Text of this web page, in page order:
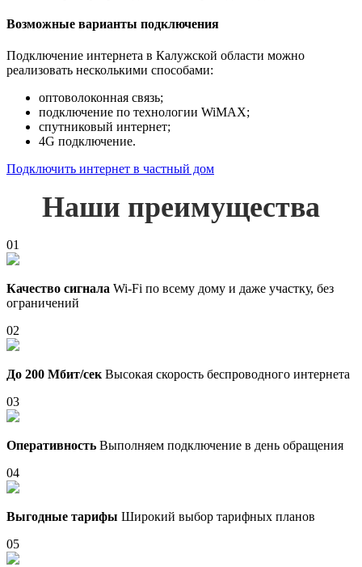
Возможные варианты подключения
Подключение интернета в Калужской области можно
реализовать несколькими способами:
оптоволоконная связь;
подключение по технологии WiMAX;
спутниковый интернет;
4G подключение.
Подключить интернет в частный дом
Наши преимущества
01
Качество сигнала Wi-Fi по всему дому и даже участку, без
ограничений
02
До 200 Мбит/сек Высокая скорость беспроводного интернета
03
Оперативность Выполняем подключение в день обращения
04
Выгодные тарифы Широкий выбор тарифных планов
05